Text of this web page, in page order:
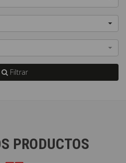
Filtrar
PRODUCTOS